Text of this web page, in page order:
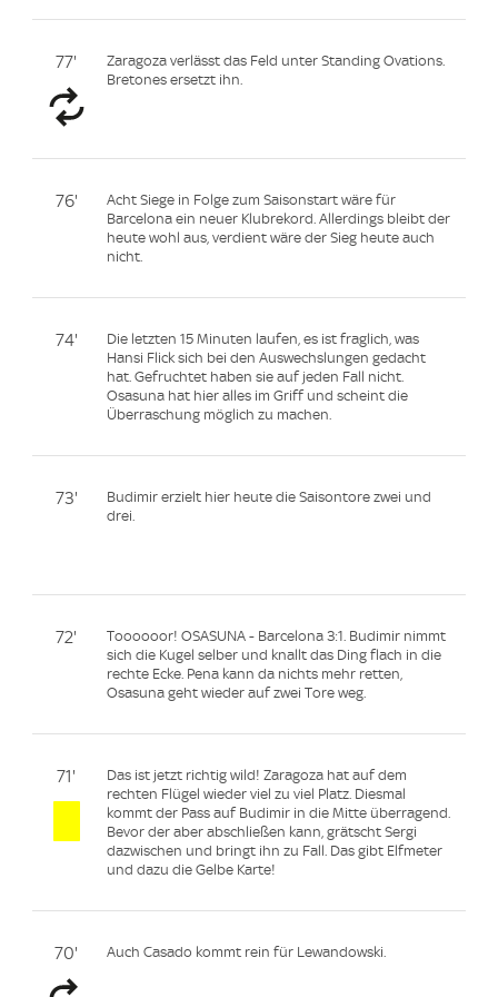
77'
Zaragoza verlässt das Feld unter Standing Ovations.
Bretones ersetzt ihn.
76'
Acht Siege in Folge zum Saisonstart wäre für
Barcelona ein neuer Klubrekord. Allerdings bleibt der
heute wohl aus, verdient wäre der Sieg heute auch
nicht.
74'
Die letzten 15 Minuten laufen, es ist fraglich, was
Hansi Flick sich bei den Auswechslungen gedacht
hat. Gefruchtet haben sie auf jeden Fall nicht.
Osasuna hat hier alles im Griff und scheint die
Überraschung möglich zu machen.
73'
Budimir erzielt hier heute die Saisontore zwei und
drei.
72'
Toooooor! OSASUNA - Barcelona 3:1. Budimir nimmt
sich die Kugel selber und knallt das Ding flach in die
rechte Ecke. Pena kann da nichts mehr retten,
Osasuna geht wieder auf zwei Tore weg.
71'
Das ist jetzt richtig wild! Zaragoza hat auf dem
rechten Flügel wieder viel zu viel Platz. Diesmal
kommt der Pass auf Budimir in die Mitte überragend.
Bevor der aber abschließen kann, grätscht Sergi
dazwischen und bringt ihn zu Fall. Das gibt Elfmeter
und dazu die Gelbe Karte!
70' Auch Casado kommt rein für Lewandowski.